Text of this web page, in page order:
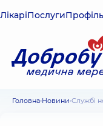
ЛікаріПослуги
Головна Новини Службі